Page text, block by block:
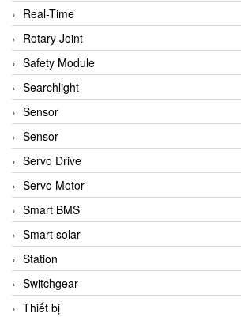
Real-Time
Rotary Joint
Safety Module
Searchlight
Sensor
Sensor
Servo Drive
Servo Motor
Smart BMS
Smart solar
Station
Switchgear
Thiết bị